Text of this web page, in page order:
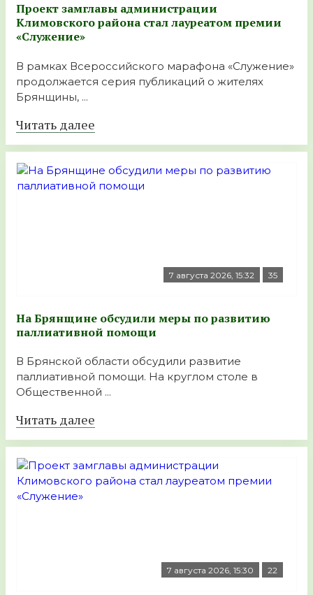
Проект замглавы администрации
Климовского района стал лауреатом премии
«Служение»
В рамках Всероссийского марафона «Служение»
продолжается серия публикаций о жителях
Брянщины, ...
Читать далее
7 августа 2026, 15:32 35
На Брянщине обсудили меры по развитию
паллиативной помощи
В Брянской области обсудили развитие
паллиативной помощи. На круглом столе в
Общественной ...
Читать далее
7 августа 2026, 15:30 22